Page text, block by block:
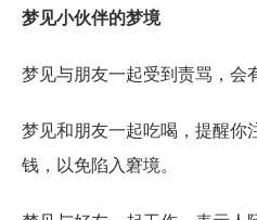
梦见小伙伴的梦境
梦见与朋友一起受到责骂，会
梦见和朋友一起吃喝，提醒你
钱，以免陷入窘境。